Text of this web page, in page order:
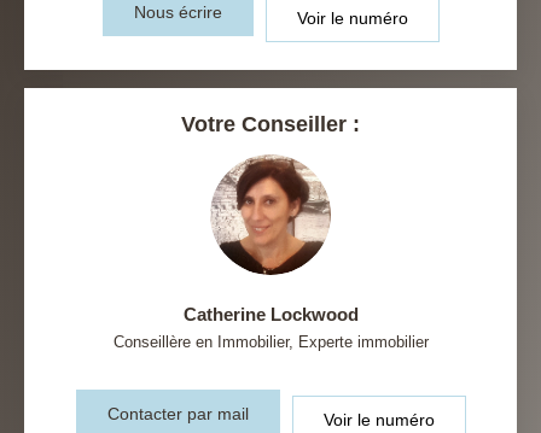
Nous écrire Voir le numéro
Votre Conseiller :
Catherine Lockwood
Conseillère en Immobilier, Experte immobilier
Contacter par mail Voir le numéro